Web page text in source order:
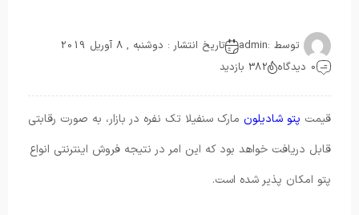
توسط :admin
تاریخ انتشار : دوشنبه , 8 آوریل 2019
0 دیدگاه
382 بازدید
قیمت پتو شادیلون مارک سنفیلا تک نفره در بازار، به صورت رقابتی
قابل دریافت خواهد بود که این امر در نتیجه فروش اینترنتی انواع
پتو امکان پذیر شده است.